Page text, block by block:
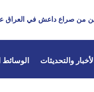
من صراع داعش في العراق
والتحديثات الوسائط